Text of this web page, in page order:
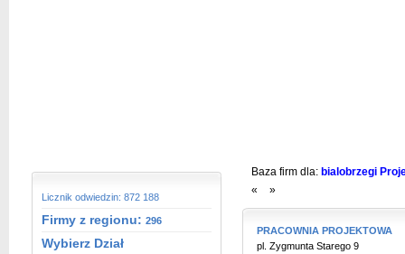
Licznik odwiedzin: 872 188
Firmy z regionu: 296
Wybierz Dział
Baza firm dla: bialobrzegi
«
»
PRACOWNIA PROJEKTOWA
pl. Zygmunta Starego 9